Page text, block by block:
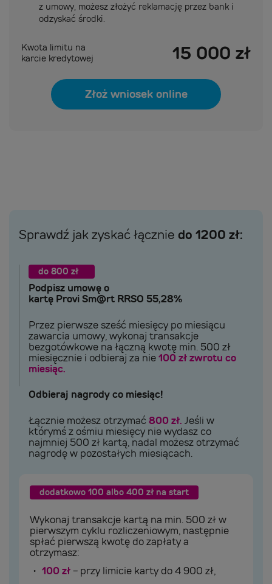
z umowy, możesz złożyć reklamację przez bank i
odzyskać środki.
Kwota limitu na
karcie kredytowej
15 000 zł
Złoż wniosek online
Sprawdź jak zyskać łącznie do 1200 zł:
do 800 zł
Podpisz umowę o
kartę Provi Sm@rt RRSO 55,28%
Przez pierwsze sześć miesięcy po miesiącu
zawarcia umowy, wykonaj transakcje
bezgotówkowe na łączną kwotę min. 500 zł
miesięcznie i odbieraj za nie100 zł zwrotu co
miesiąc.
Odbieraj nagrody co miesiąc!
Łącznie możesz otrzymać 800 zł. Jeśli w
którymś z ośmiu miesięcy nie wydasz co
najmniej 500 zł kartą, nadal możesz otrzymać
nagrodę w pozostałych miesiącach.
dodatkowo 100 albo 400 zł na start
Wykonaj transakcje kartą na min. 500 zł w
pierwszym cyklu rozliczeniowym, następnie
spłać pierwszą kwotę do zapłaty a
otrzymasz:
100 zł- przy limicie karty do 4 900 zł,